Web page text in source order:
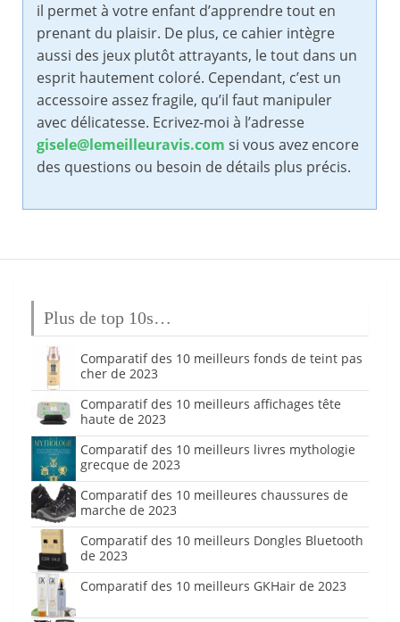
il permet à votre enfant d’apprendre tout en
prenant du plaisir. De plus, ce cahier intègre
aussi des jeux plutôt attrayants, le tout dans un
esprit hautement coloré. Cependant, c’est un
accessoire assez fragile, qu’il faut manipuler
avec délicatesse. Ecrivez-moi à l’adresse
gisele@lemeilleuravis.com si vous avez encore
des questions ou besoin de détails plus précis.
Plus de top 10s…
Comparatif des 10 meilleurs fonds de teint pas
cher de 2023
Comparatif des 10 meilleurs affichages tête
haute de 2023
Comparatif des 10 meilleurs livres mythologie
grecque de 2023
Comparatif des 10 meilleures chaussures de
marche de 2023
Comparatif des 10 meilleurs Dongles Bluetooth
de 2023
Comparatif des 10 meilleurs GKHair de 2023